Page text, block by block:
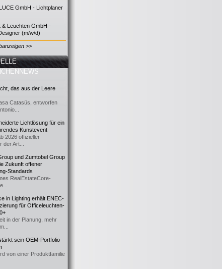
GmbH - Lichtplaner
& Leuchten GmbH -
(m/w/d)
>>
das aus der Leere
Catasüs, entworfen
Lichtlösung für ein
Kunstevent
2026 offizieller
der Art...
und Zumtobel Group
Zukunft offener
Standards
RealEstateCore-
in Lighting erhält ENEC-
für Officeleuchten-
in der Planung, mehr
sein OEM-Portfolio
von einer Produktfamilie